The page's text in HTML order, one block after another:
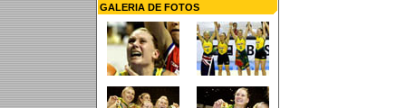
GALERIA DE FOTOS